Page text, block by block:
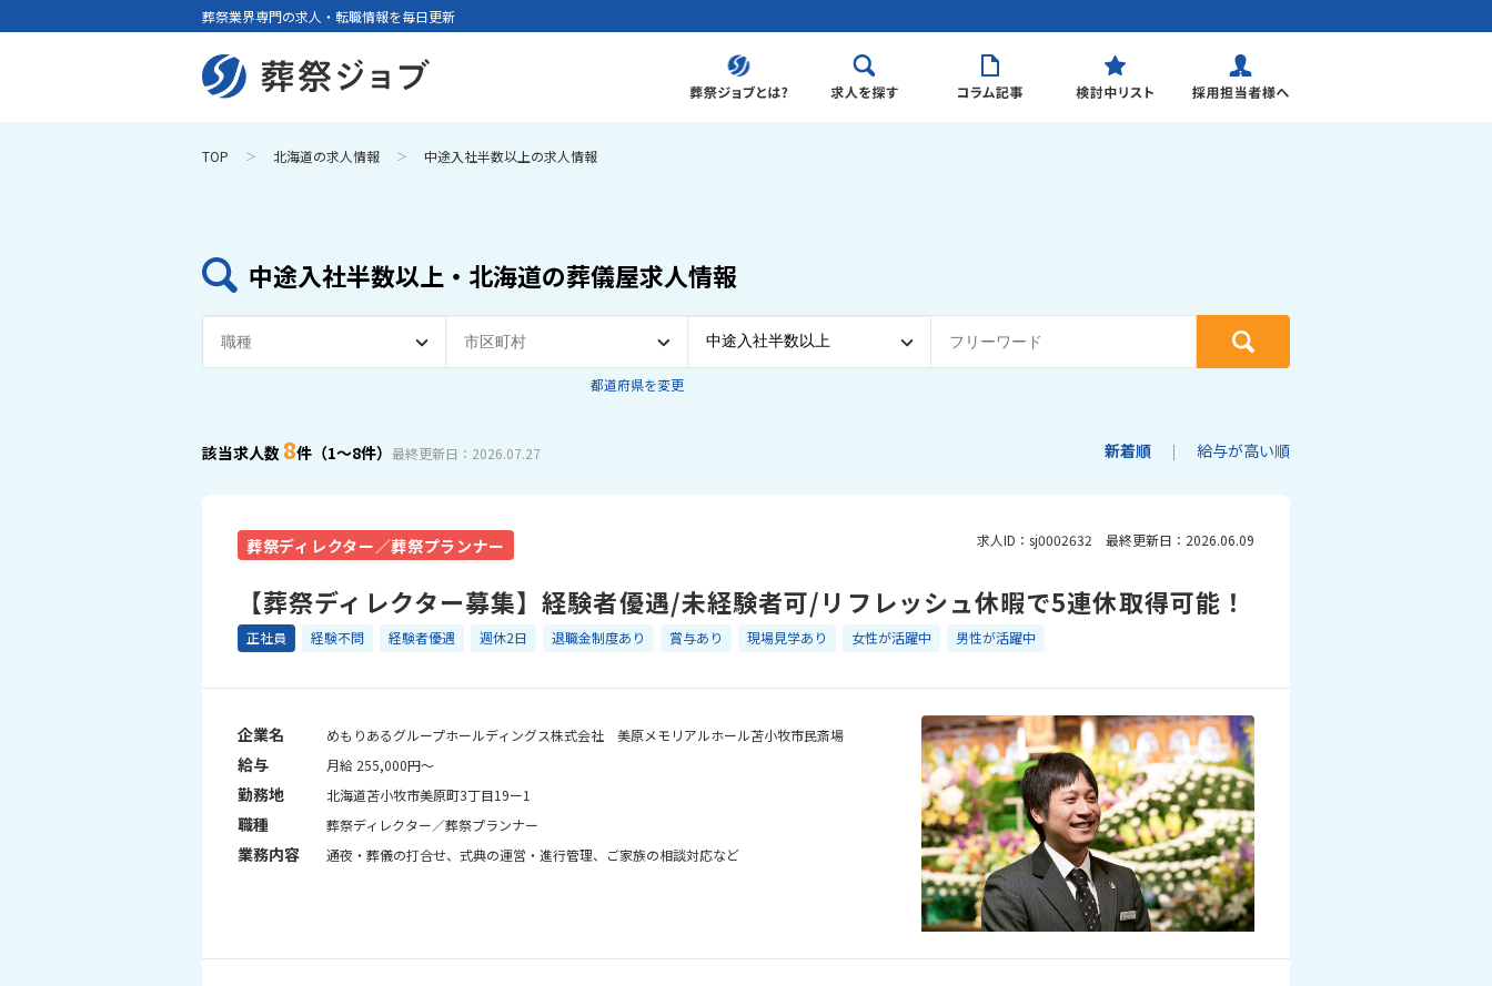
葬祭業界専門の求人・転職情報を毎日更新
TOP 北海道の求人情報 中途入社半数以上の求人情報
中途入社半数以上・北海道の葬儀屋求人情報
都道府県を変更
該当求人数 8件（1～8件） 最終更新日：2026.07.27 新着順 給与が高い順
葬祭ディレクター／葬祭プランナー 求人ID：sj0002632 最終更新日：2026.06.09
【葬祭ディレクター募集】経験者優遇/未経験者可/リフレッシュ休暇で5連休取得可能！
正社員 経験不問 経験者優遇 週休2日 退職金制度あり 賞与あり 現場見学あり 女性が活躍中 男性が活躍中
企業名 めもりあるグループホールディングス株式会社 美原メモリアルホール苫小牧市民斎場
給与 月給 255,000円～
勤務地 北海道苫小牧市美原町3丁目19ー1
職種 葬祭ディレクター／葬祭プランナー
業務内容 通夜・葬儀の打合せ、式典の運営・進行管理、ご家族の相談対応など